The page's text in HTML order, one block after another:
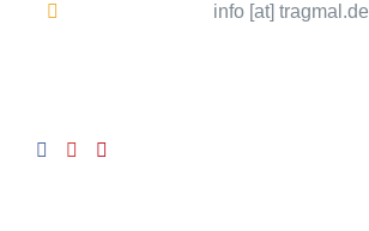
info [at] tragmal.de